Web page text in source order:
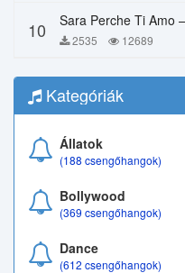
10 2535 12689
Kategóriák
Állatok
(188 csengőhangok)
Bollywood
(369 csengőhangok)
Dance
(612 csengőhangok)